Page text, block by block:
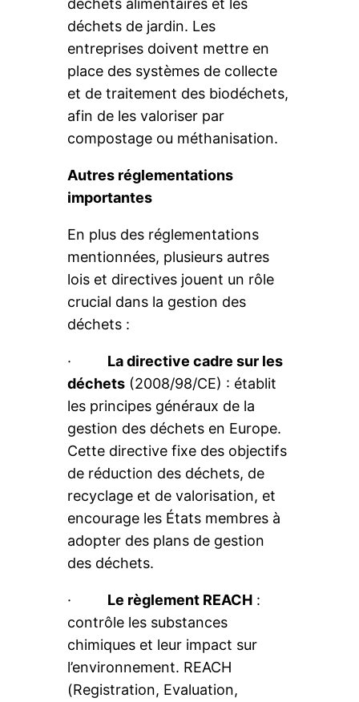
déchets alimentaires et les
déchets de jardin. Les
entreprises doivent mettre en
place des systèmes de collecte
et de traitement des biodéchets,
afin de les valoriser par
compostage ou méthanisation.
Autres réglementations
importantes
En plus des réglementations
mentionnées, plusieurs autres
lois et directives jouent un rôle
crucial dans la gestion des
déchets :
· La directive cadre sur les
déchets (2008/98/CE) : établit
les principes généraux de la
gestion des déchets en Europe.
Cette directive fixe des objectifs
de réduction des déchets, de
recyclage et de valorisation, et
encourage les États membres à
adopter des plans de gestion
des déchets.
· Le règlement REACH :
contrôle les substances
chimiques et leur impact sur
l’environnement. REACH
(Registration, Evaluation,